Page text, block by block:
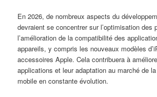
En 2026, de nombreux aspects du
devraient se concentrer sur l’optimisation des
l’amélioration de la compatibilité des
appareils, y compris les nouveaux modèles
accessoires Apple. Cela contribuera à
applications et leur adaptation au marché de
mobile en constante évolution.